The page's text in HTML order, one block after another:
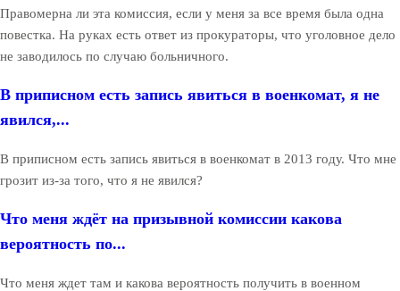
Правомерна ли эта комиссия, если у меня за все время была одна
повестка. На руках есть ответ из прокураторы, что уголовное дело
не заводилось по случаю больничного.
В приписном есть запись явиться в военкомат, я не
явился,...
В приписном есть запись явиться в военкомат в 2013 году. Что мне
грозит из-за того, что я не явился?
Что меня ждёт на призывной комиссии какова
вероятность по...
Что меня ждет там и какова вероятность получить в военном